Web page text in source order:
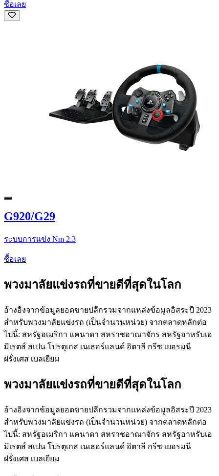
ซื้อเลย
G920/G29
ระบบการแข่ง Nm 2.3
ซื้อเลย
พวงมาลัยแข่งรถที่ขายดีที่สุดในโลก
อ้างอิงจากข้อมูลยอดขายปลีกรวมจากแหล่งข้อมูลอิสระปี 2023
สำหรับพวงมาลัยแข่งรถ (เป็นจำนวนหน่วย) จากตลาดหลักต่อ
ไปนี้: สหรัฐอเมริกา แคนาดา สหราชอาณาจักร สหรัฐอาหรับเอ
มิเรตส์ สเปน โปรตุเกส เนเธอร์แลนด์ อิตาลี กรีซ เยอรมนี
ฝรั่งเศส เบลเยียม
พวงมาลัยแข่งรถที่ขายดีที่สุดในโลก
อ้างอิงจากข้อมูลยอดขายปลีกรวมจากแหล่งข้อมูลอิสระปี 2023
สำหรับพวงมาลัยแข่งรถ (เป็นจำนวนหน่วย) จากตลาดหลักต่อ
ไปนี้: สหรัฐอเมริกา แคนาดา สหราชอาณาจักร สหรัฐอาหรับเอ
มิเรตส์ สเปน โปรตุเกส เนเธอร์แลนด์ อิตาลี กรีซ เยอรมนี
ฝรั่งเศส เบลเยียม